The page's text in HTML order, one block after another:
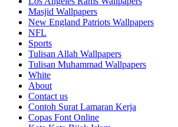
Masjid Wallpapers
New England Patriots Wallpapers
NFL
Sports
Tulisan Allah Wallpapers
Tulisan Muhammad Wallpapers
White
About
Contact us
Contoh Surat Lamaran Kerja
Copas Font Online